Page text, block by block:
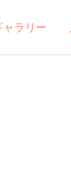
ャラリー